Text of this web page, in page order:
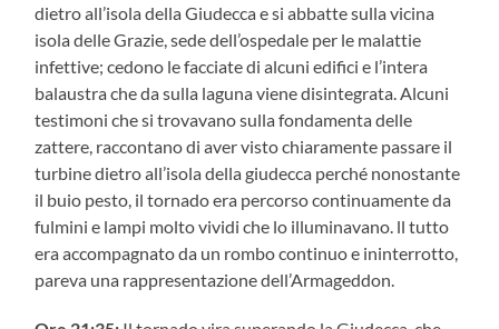
dietro all’isola della Giudecca e si abbatte sulla vicina
isola delle Grazie, sede dell’ospedale per le malattie
infettive; cedono le facciate di alcuni edifici e l’intera
balaustra che da sulla laguna viene disintegrata. Alcuni
testimoni che si trovavano sulla fondamenta delle
zattere, raccontano di aver visto chiaramente passare il
turbine dietro all’isola della giudecca perché nonostante
il buio pesto, il tornado era percorso continuamente da
fulmini e lampi molto vividi che lo illuminavano. ll tutto
era accompagnato da un rombo continuo e ininterrotto,
pareva una rappresentazione dell’Armageddon.